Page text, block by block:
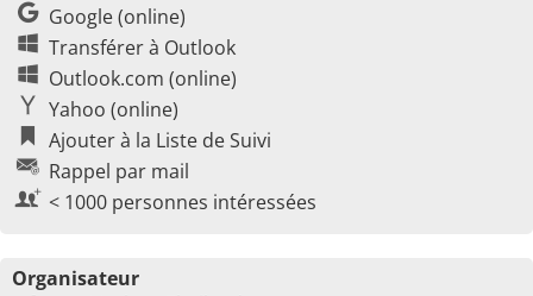
Google (online)
Transférer à Outlook
Outlook.com (online)
Yahoo (online)
Ajouter à la Liste de Suivi
Rappel par mail
< 1000 personnes intéressées
Organisateur